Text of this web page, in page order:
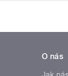
O nás